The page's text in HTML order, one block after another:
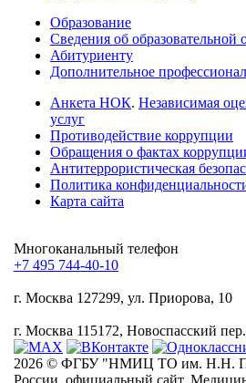
Образование
Сведения об образовательной
Абитуриенту
Дополнительное
Анкета НОК. Независимая
услуг
Противодействие коррупции
Обращения о фактах
Антитеррористическая
Политика
Карта сайта
Многоканальный телефон
+7 495 744-40-10
г. Москва 127299, ул. Приорова, 10
г. Москва 115172, Новоспасский
2026 © ФГБУ "НМИЦ ТО им. Н.Н.
России, официальный сайт.